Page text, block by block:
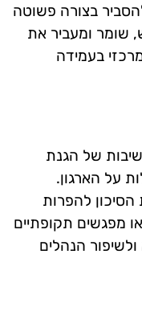
בצורה פשוטה
שומר ומעביר את
בעמידה
של הגנת
על הארגון.
להפרות
מפגשים תקופתיים
הנהלים